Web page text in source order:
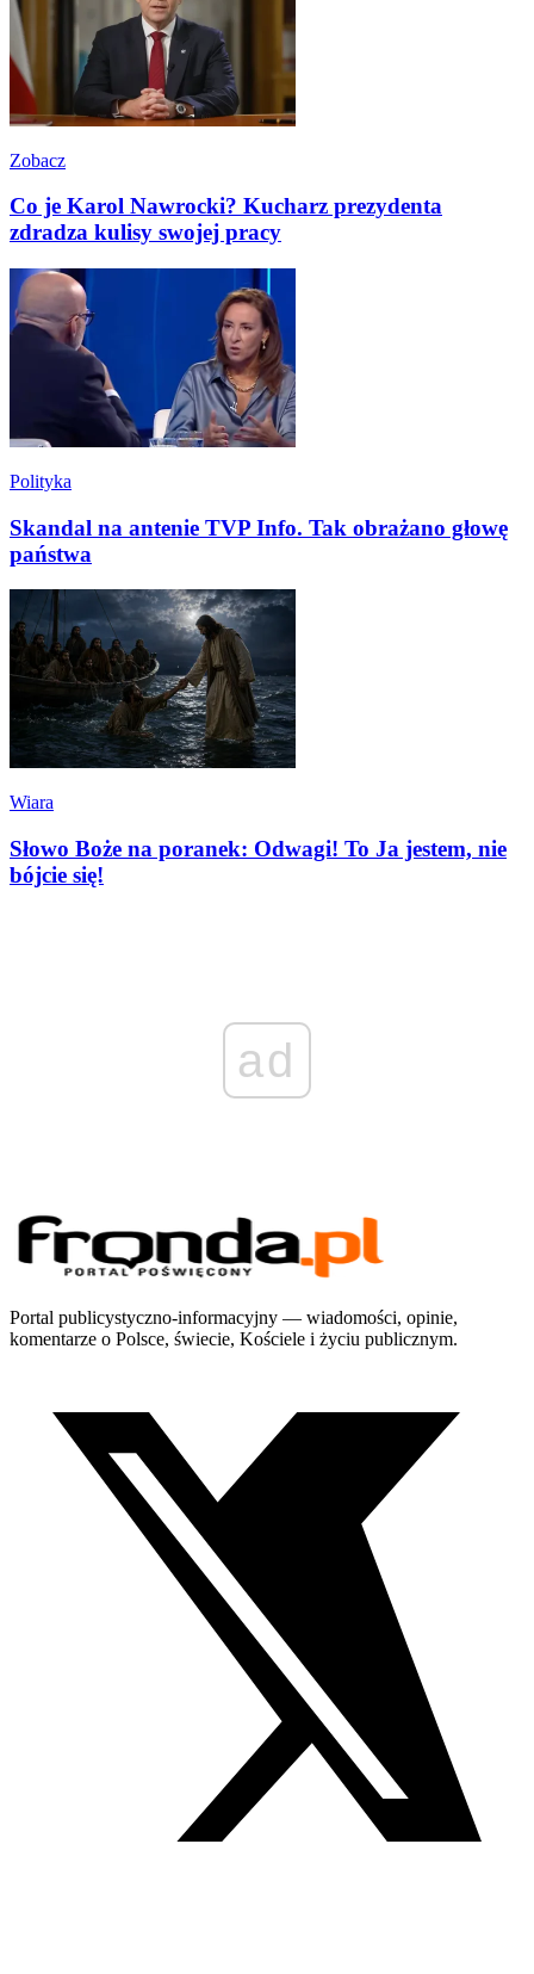
Zobacz
Co je Karol Nawrocki? Kucharz prezydenta
zdradza kulisy swojej pracy
Polityka
Skandal na antenie TVP Info. Tak obrażano głowę
państwa
Wiara
Słowo Boże na poranek: Odwagi! To Ja jestem, nie
bójcie się!
ad
Portal publicystyczno-informacyjny — wiadomości, opinie,
komentarze o Polsce, świecie, Kościele i życiu publicznym.